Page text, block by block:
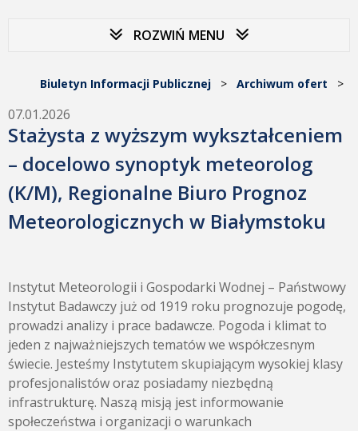
ROZWIŃ MENU
Biuletyn Informacji Publicznej > Archiwum ofert >
07.01.2026
Stażysta z wyższym wykształceniem
– docelowo synoptyk meteorolog
(K/M), Regionalne Biuro Prognoz
Meteorologicznych w Białymstoku
Instytut Meteorologii i Gospodarki Wodnej – Państwowy
Instytut Badawczy już od 1919 roku prognozuje pogodę,
prowadzi analizy i prace badawcze. Pogoda i klimat to
jeden z najważniejszych tematów we współczesnym
świecie. Jesteśmy Instytutem skupiającym wysokiej klasy
profesjonalistów oraz posiadamy niezbędną
infrastrukturę. Naszą misją jest informowanie
społeczeństwa i organizacji o warunkach